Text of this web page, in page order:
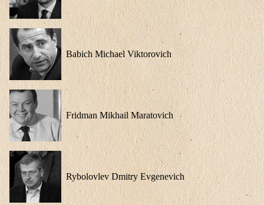
Babich Michael Viktorovich
Fridman Mikhail Maratovich
Rybolovlev Dmitry Evgenevich